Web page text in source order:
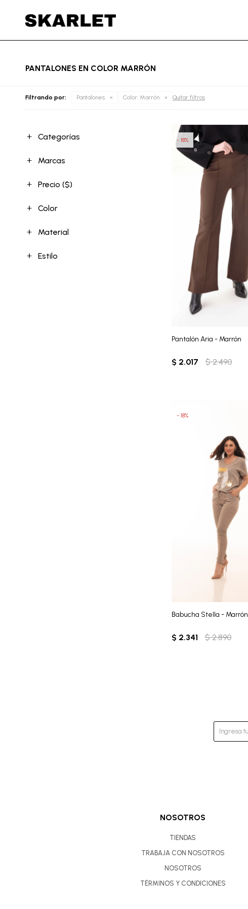
PANTALONES EN COLOR MARRÓN
Filtrando por: Pantalones Color: Marrón Quitar filtros
Pantalón Aria - Marrón
$ 2.017 $ 2.490
18
Babucha Stella - Marrón
$ 2.341 $ 2.890
18
Categorías
Marcas
Precio ($)
Color
Material
Estilo
NOSOTROS
TIENDAS
TRABAJA CON NOSOTROS
NOSOTROS
TÉRMINOS Y CONDICIONES